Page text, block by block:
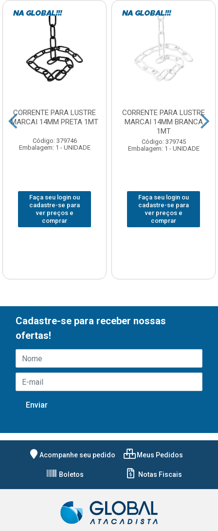
CORRENTE PARA LUSTRE
MARCAI 14MM PRETA 1MT
Código: 379746
Embalagem: 1 - UNIDADE
Faça seu login ou
cadastre-se para
ver preços e
comprar
CORRENTE PARA LUSTRE
MARCAI 14MM BRANCA
1MT
Código: 379745
Embalagem: 1 - UNIDADE
Faça seu login ou
cadastre-se para
ver preços e
comprar
Cadastre-se para receber nossas
ofertas!
Acompanhe seu pedido Meus Pedidos
Boletos Notas Fiscais